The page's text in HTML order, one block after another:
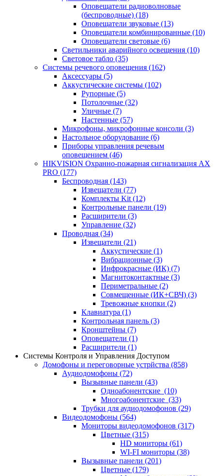
Оповещатели радиоволновые
(беспроводные) (18)
Оповещатели звуковые (13)
Оповещатели комбинированные (10)
Оповещатели световые (6)
Светильники аварийного освещения (10)
Световое табло (35)
Системы речевого оповещения (162)
Аксессуары (5)
Аккустические системы (102)
Рупорные (5)
Потолочные (32)
Уличные (7)
Настенные (57)
Микрофоны, микрофонные консоли (3)
Настольное оборудование (6)
Приборы управления речевым
оповещением (46)
HIKVISION Охранно-пожарная сигнализация AX
PRO (177)
Беспроводная (143)
Извещатели (77)
Комплекты Kit (12)
Контрольные панели (19)
Расширители (3)
Управление (32)
Проводная (34)
Извещатели (21)
Аккустические (1)
Вибрационные (3)
Инфрокрасные (ИК) (7)
Магнитоконтактные (3)
Периметральные (2)
Совмещенные (ИК+СВЧ) (3)
Тревожные кнопки (2)
Клавиатура (1)
Контрольная панель (3)
Кронштейны (7)
Оповещатели (1)
Расширители (1)
Системы Контроля и Управления Доступом
Домофоны и переговорные устрйства (858)
Аудиодомофоны (72)
Вызывные панели (43)
Одноабонентские (10)
Многоабонентские (33)
Трубки для аудиодомофонов (29)
Видеодомофоны (564)
Мониторы видеодомофонов (317)
Цветные (315)
HD мониторы (61)
WI-FI мониторы (38)
Вызывные панели (201)
Цветные (179)